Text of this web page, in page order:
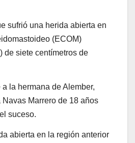
sufrió una herida abierta en
(ECOM)
de siete centímetros de
la hermana de Alember,
Marrero de 18 años
suceso.
abierta en la región anterior